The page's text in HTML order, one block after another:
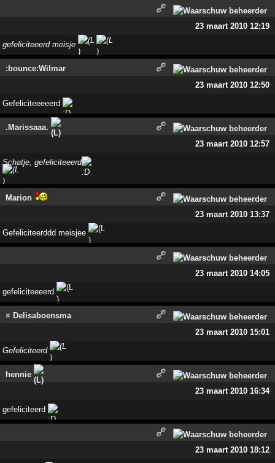
23 maart 2010 12:19
gefeliciteeerd meisje
:bounce:Wilmar
23 maart 2010 12:50
Gefeliciteeeeerd
.Marissaaa.
23 maart 2010 12:57
Schatje, gefeliciteeerd
Marion
23 maart 2010 13:37
Gefeliciteerddd meisjee
23 maart 2010 14:05
gefeliciteeeerd
× Delisaboensma
23 maart 2010 15:01
Gefeliciteerd
hennie
23 maart 2010 16:34
gefeliciteerd
23 maart 2010 18:12